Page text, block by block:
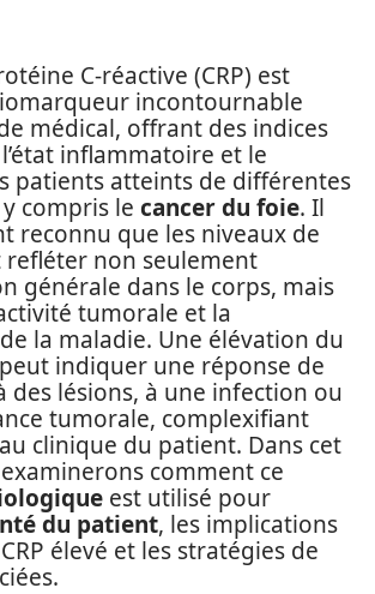
C-réactive (CRP) est
incontournable
médical, offrant des indices
inflammatoire et le
patients atteints de différentes
compris le cancer du foie. Il
reconnu que les niveaux de
refléter non seulement
générale dans le corps, mais
tumorale et la
la maladie. Une élévation du
indiquer une réponse de
des lésions, à une infection ou
tumorale, complexifiant
clinique du patient. Dans cet
comment ce
est utilisé pour
du patient, les implications
élevé et les stratégies de